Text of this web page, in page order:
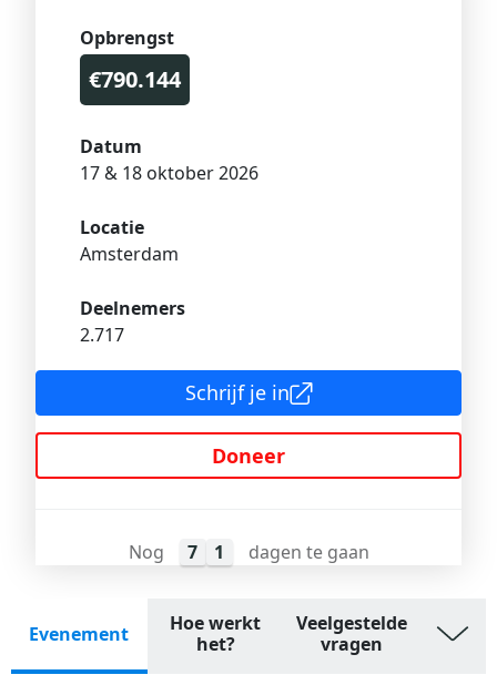
Opbrengst
€790.144
Datum
17 & 18 oktober 2026
Locatie
Amsterdam
Deelnemers
2.717
Schrijf je in
Doneer
Nog 7 1 dagen te gaan
Evenement
Hoe werkt
het?
Veelgestelde
vragen